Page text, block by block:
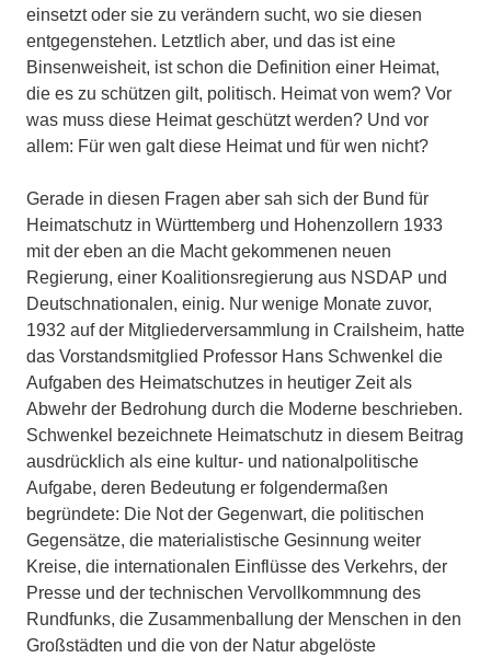
einsetzt oder sie zu verändern sucht, wo sie diesen
entgegenstehen. Letztlich aber, und das ist eine
Binsenweisheit, ist schon die Definition einer Heimat,
die es zu schützen gilt, politisch. Heimat von wem? Vor
was muss diese Heimat geschützt werden? Und vor
allem: Für wen galt diese Heimat und für wen nicht?
Gerade in diesen Fragen aber sah sich der Bund für
Heimatschutz in Württemberg und Hohenzollern 1933
mit der eben an die Macht gekommenen neuen
Regierung, einer Koalitionsregierung aus NSDAP und
Deutschnationalen, einig. Nur wenige Monate zuvor,
1932 auf der Mitgliederversammlung in Crailsheim, hatte
das Vorstandsmitglied Professor Hans Schwenkel die
Aufgaben des Heimatschutzes in heutiger Zeit als
Abwehr der Bedrohung durch die Moderne beschrieben.
Schwenkel bezeichnete Heimatschutz in diesem Beitrag
ausdrücklich als eine kultur- und nationalpolitische
Aufgabe, deren Bedeutung er folgendermaßen
begründete: Die Not der Gegenwart, die politischen
Gegensätze, die materialistische Gesinnung weiter
Kreise, die internationalen Einflüsse des Verkehrs, der
Presse und der technischen Vervollkommnung des
Rundfunks, die Zusammenballung der Menschen in den
Großstädten und die von der Natur abgelöste